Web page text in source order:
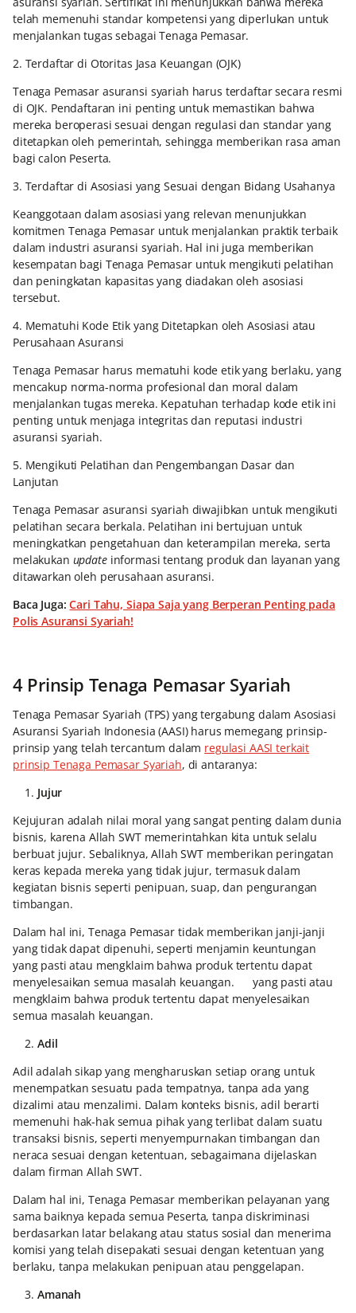
telah memenuhi standar kompetensi yang diperlukan untuk
menjalankan tugas sebagai Tenaga Pemasar.
2. Terdaftar di Otoritas Jasa Keuangan (OJK)
Tenaga Pemasar asuransi syariah harus terdaftar secara resmi
di OJK. Pendaftaran ini penting untuk memastikan bahwa
mereka beroperasi sesuai dengan regulasi dan standar yang
ditetapkan oleh pemerintah, sehingga memberikan rasa aman
bagi calon Peserta.
3. Terdaftar di Asosiasi yang Sesuai dengan Bidang Usahanya
Keanggotaan dalam asosiasi yang relevan menunjukkan
komitmen Tenaga Pemasar untuk menjalankan praktik terbaik
dalam industri asuransi syariah. Hal ini juga memberikan
kesempatan bagi Tenaga Pemasar untuk mengikuti pelatihan
dan peningkatan kapasitas yang diadakan oleh asosiasi
tersebut.
4. Mematuhi Kode Etik yang Ditetapkan oleh Asosiasi atau
Perusahaan Asuransi
Tenaga Pemasar harus mematuhi kode etik yang berlaku, yang
mencakup norma-norma profesional dan moral dalam
menjalankan tugas mereka. Kepatuhan terhadap kode etik ini
penting untuk menjaga integritas dan reputasi industri
asuransi syariah.
5. Mengikuti Pelatihan dan Pengembangan Dasar dan
Lanjutan
Tenaga Pemasar asuransi syariah diwajibkan untuk mengikuti
pelatihan secara berkala. Pelatihan ini bertujuan untuk
meningkatkan pengetahuan dan keterampilan mereka, serta
melakukan updateinformasi tentang produk dan layanan yang
ditawarkan oleh perusahaan asuransi.
Baca Juga:Cari Tahu, Siapa Saja yang Berperan Penting pada
Polis Asuransi Syariah!
4 Prinsip Tenaga Pemasar Syariah
Tenaga Pemasar Syariah (TPS) yang tergabung dalam Asosiasi
Asuransi Syariah Indonesia (AASI) harus memegang prinsip-
prinsip yang telah tercantum dalam regulasi AASI terkait
prinsip Tenaga Pemasar Syariah, di antaranya:
1. Jujur
Kejujuran adalah nilai moral yang sangat penting dalam dunia
bisnis, karena Allah SWT memerintahkan kita untuk selalu
berbuat jujur. Sebaliknya, Allah SWT memberikan peringatan
keras kepada mereka yang tidak jujur, termasuk dalam
kegiatan bisnis seperti penipuan, suap, dan pengurangan
timbangan.
Dalam hal ini, Tenaga Pemasar tidak memberikan janji-janji
yang tidak dapat dipenuhi, seperti menjamin keuntungan
yang pasti atau mengklaim bahwa produk tertentu dapat
menyelesaikan semua masalah keuangan. yang pasti atau
mengklaim bahwa produk tertentu dapat menyelesaikan
semua masalah keuangan.
2.Adil
Adil adalah sikap yang mengharuskan setiap orang untuk
menempatkan sesuatu pada tempatnya, tanpa ada yang
dizalimi atau menzalimi. Dalam konteks bisnis, adil berarti
memenuhi hak-hak semua pihak yang terlibat dalam suatu
transaksi bisnis, seperti menyempurnakan timbangan dan
neraca sesuai dengan ketentuan, sebagaimana dijelaskan
dalam firman Allah SWT.
Dalam hal ini, Tenaga Pemasar memberikan pelayanan yang
sama baiknya kepada semua Peserta, tanpa diskriminasi
berdasarkan latar belakang atau status sosial dan menerima
komisi yang telah disepakati sesuai dengan ketentuan yang
berlaku, tanpa melakukan penipuan atau penggelapan.
3.Amanah